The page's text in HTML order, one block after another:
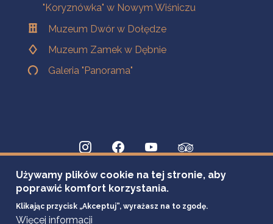
"Koryznówka" w Nowym Wiśniczu
Muzeum Dwór w Dołędze
Muzeum Zamek w Dębnie
Galeria "Panorama"
Używamy plików cookie na tej stronie, aby
poprawić komfort korzystania.
Klikając przycisk „Akceptuj”, wyrażasz na to zgodę.
Więcej informacji